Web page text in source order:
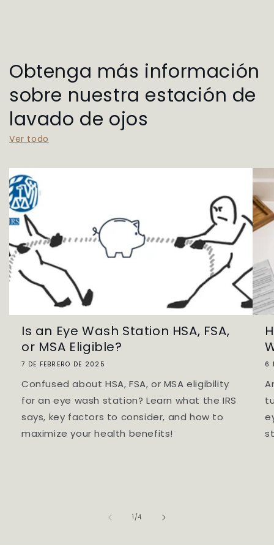
Obtenga más información
sobre nuestra estación de
lavado de ojos
Ver todo
Is an Eye Wash Station HSA, FSA,
or MSA Eligible?
7 DE FEBRERO DE 2025
Confused about HSA, FSA, or MSA eligibility
for an eye wash station? Learn what the IRS
says, key factors to consider, and how to
maximize your health benefits!
6
1 /de
4